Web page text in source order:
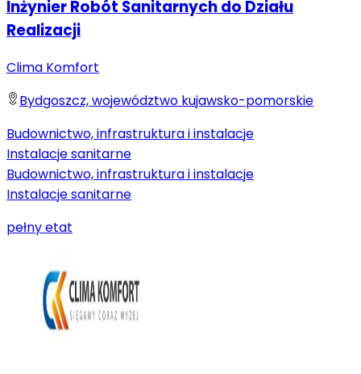
Inżynier Robót Sanitarnych do Działu
Realizacji
Clima Komfort
Bydgoszcz, województwo kujawsko-pomorskie
Budownictwo, infrastruktura i instalacje
Instalacje sanitarne
Budownictwo, infrastruktura i instalacje
Instalacje sanitarne
pełny etat